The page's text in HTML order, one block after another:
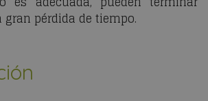
pérdida de tiempo.